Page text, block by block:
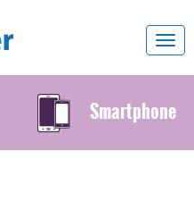
Smartphone